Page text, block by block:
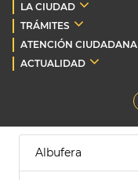
LA CIUDAD
TRÁMITES
ATENCIÓN CIUDADANA
ACTUALIDAD
Albufera